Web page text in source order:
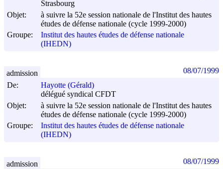
Strasbourg
Objet:
à suivre la 52e session nationale de l'Institut des hautes
études de défense nationale (cycle 1999-2000)
Groupe:
Institut des hautes études de défense nationale
(IHEDN)
De:
Hayotte (Gérald)
délégué syndical CFDT
Objet:
à suivre la 52e session nationale de l'Institut des hautes
études de défense nationale (cycle 1999-2000)
Groupe:
Institut des hautes études de défense nationale
(IHEDN)
admission 08/07/1999
admission 08/07/1999